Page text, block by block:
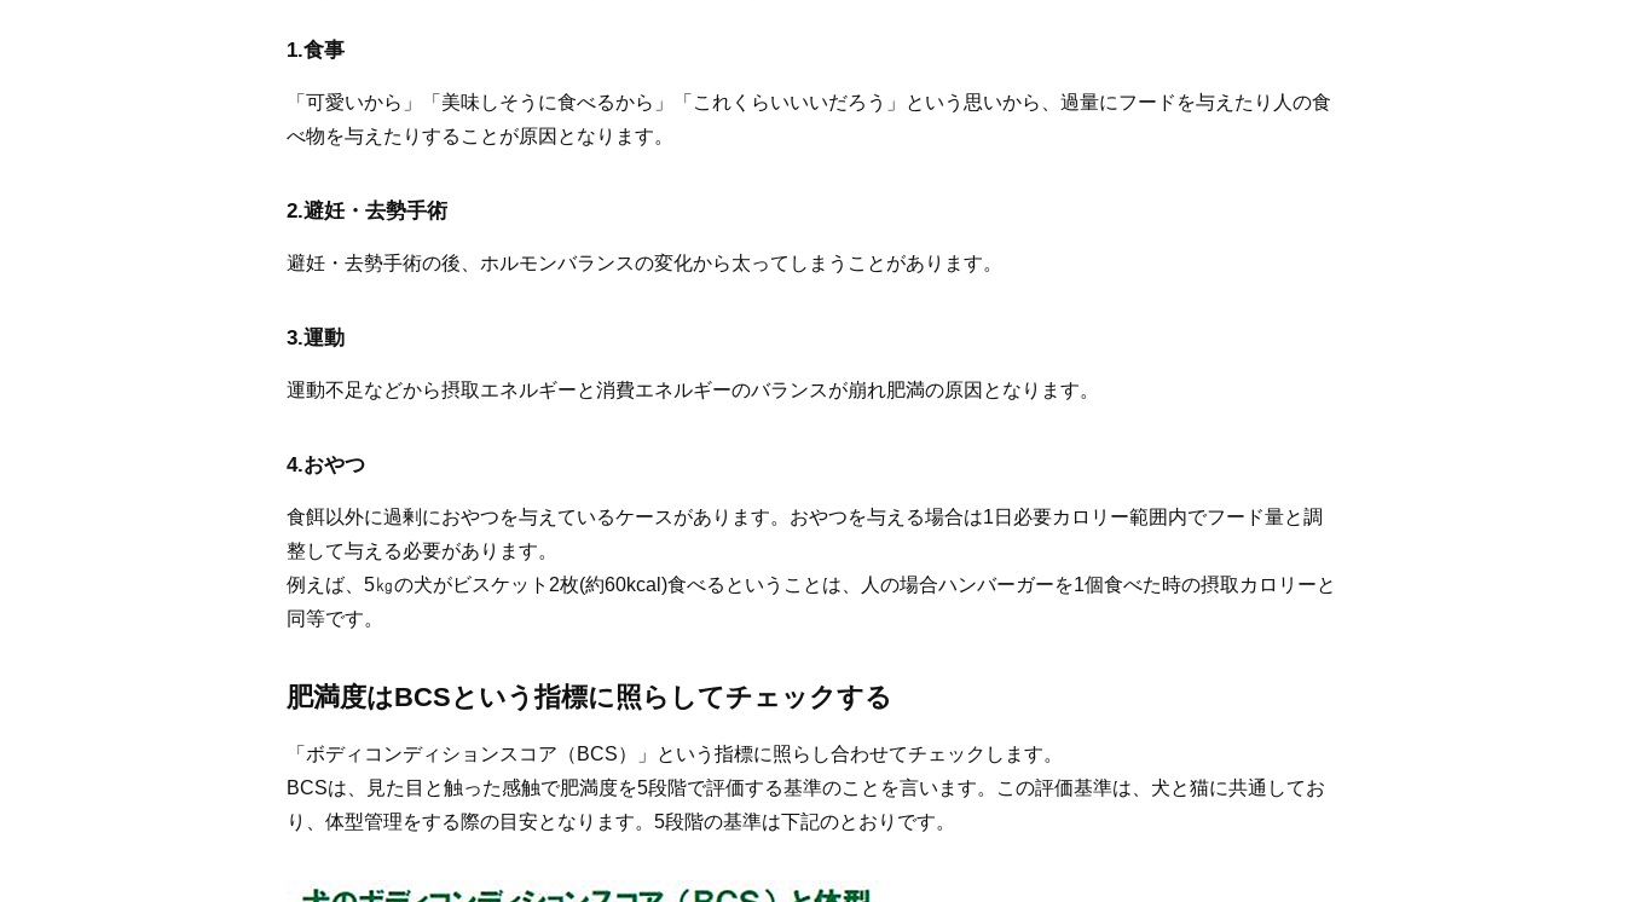
1.食事
「可愛いから」「美味しそうに食べるから」「これくらいいいだろう」という思いから、過量にフードを与えたり人の食
べ物を与えたりすることが原因となります。
2.避妊・去勢手術
避妊・去勢手術の後、ホルモンバランスの変化から太ってしまうことがあります。
3.運動
運動不足などから摂取エネルギーと消費エネルギーのバランスが崩れ肥満の原因となります。
4.おやつ
食餌以外に過剰におやつを与えているケースがあります。おやつを与える場合は1日必要カロリー範囲内でフード量と調
整して与える必要があります。
例えば、5㎏の犬がビスケット2枚(約60kcal)食べるということは、人の場合ハンバーガーを1個食べた時の摂取カロリーと
同等です。
肥満度はBCSという指標に照らしてチェックする
「ボディコンディションスコア（BCS）」という指標に照らし合わせてチェックします。
BCSは、見た目と触った感触で肥満度を5段階で評価する基準のことを言います。この評価基準は、犬と猫に共通してお
り、体型管理をする際の目安となります。5段階の基準は下記のとおりです。